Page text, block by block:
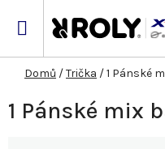
Domů /Trička /1 Pánské
1 Pánské mix